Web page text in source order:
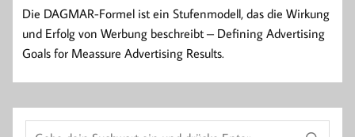
Die DAGMAR-Formel ist ein Stufenmodell, das die Wirkung
und Erfolg von Werbung beschreibt – Defining Advertising
Goals for Meassure Advertising Results.